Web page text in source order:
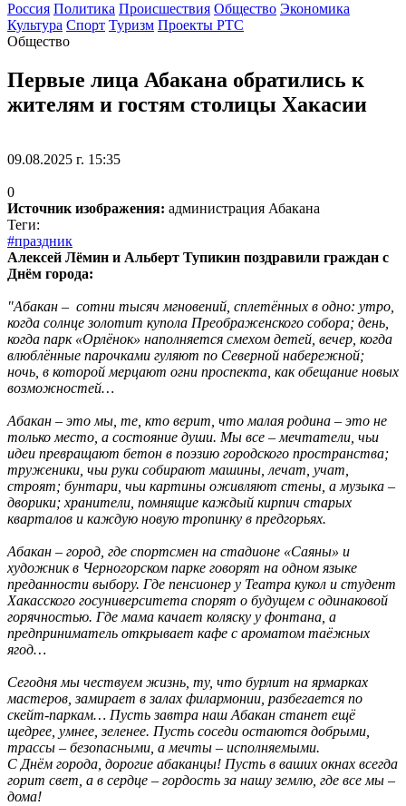
Россия Политика Происшествия Общество Экономика
Культура Спорт Туризм Проекты РТС
Общество
Первые лица Абакана обратились к
жителям и гостям столицы Хакасии
09.08.2025 г. 15:35
0
Источник изображения: администрация Абакана
Теги:
#праздник
Алексей Лёмин и Альберт Тупикин поздравили граждан с
Днём города:
"Абакан – сотни тысяч мгновений, сплетённых в одно: утро,
когда солнце золотит купола Преображенского собора; день,
когда парк «Орлёнок» наполняется смехом детей, вечер, когда
влюблённые парочками гуляют по Северной набережной;
ночь, в которой мерцают огни проспекта, как обещание новых
возможностей…
Абакан – это мы, те, кто верит, что малая родина – это не
только место, а состояние души. Мы все – мечтатели, чьи
идеи превращают бетон в поэзию городского пространства;
труженики, чьи руки собирают машины, лечат, учат,
строят; бунтари, чьи картины оживляют стены, а музыка –
дворики; хранители, помнящие каждый кирпич старых
кварталов и каждую новую тропинку в предгорьях.
Абакан – город, где спортсмен на стадионе «Саяны» и
художник в Черногорском парке говорят на одном языке
преданности выбору. Где пенсионер у Театра кукол и студент
Хакасского госуниверситета спорят о будущем с одинаковой
горячностью. Где мама качает коляску у фонтана, а
предприниматель открывает кафе с ароматом таёжных
ягод…
Сегодня мы чествуем жизнь, ту, что бурлит на ярмарках
мастеров, замирает в залах филармонии, разбегается по
скейт-паркам… Пусть завтра наш Абакан станет ещё
щедрее, умнее, зеленее. Пусть соседи остаются добрыми,
трассы – безопасными, а мечты – исполняемыми.
С Днём города, дорогие абаканцы! Пусть в ваших окнах всегда
горит свет, а в сердце – гордость за нашу землю, где все мы –
дома!